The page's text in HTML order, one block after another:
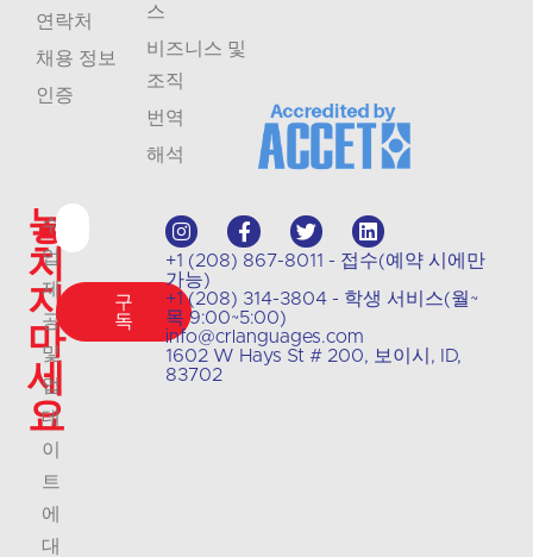
놓
치
지
마
세
요
수
업
제
공
및
업
데
이
트
에
대
구
독
+1 (208) 867-8011 - 접수(예약 시에만
가능)
+1 (208) 314-3804 - 학생 서비스(월~
목 9:00~5:00)
info@crlanguages.com
1602 W Hays St # 200, 보이시, ID,
83702
연락처
채용 정보
인증
스
비즈니스 및
조직
번역
해석